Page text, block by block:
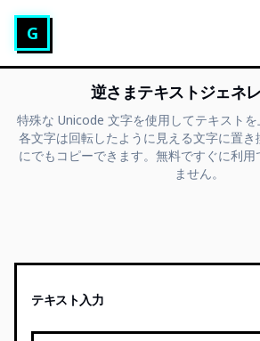
グリッチテキスト生成
G
逆さまテキストジェネ
特殊な Unicode 文字を使用してテキストを
各文字は回転したように見える文字に置き
にでもコピーできます。無料ですぐに利用
ません。
テキスト入力